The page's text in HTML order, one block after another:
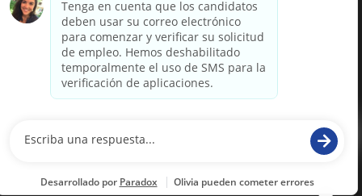
reservados. Marriott información patentada
paradox.ai